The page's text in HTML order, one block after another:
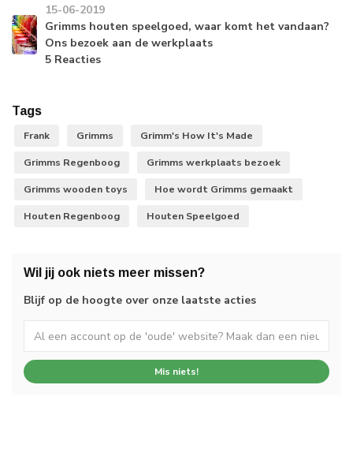
15-06-2019
Grimms houten speelgoed, waar komt het vandaan?
Ons bezoek aan de werkplaats
5 Reacties
Tags
Frank
Grimms
Grimm's How It's Made
Grimms Regenboog
Grimms werkplaats bezoek
Grimms wooden toys
Hoe wordt Grimms gemaakt
Houten Regenboog
Houten Speelgoed
Wil jij ook niets meer missen?
Blijf op de hoogte over onze laatste acties
Mis niets!